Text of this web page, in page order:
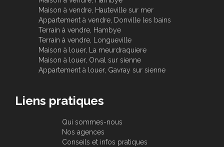
Maison à vendre, Hauteville sur mer
Appartement à vendre, Donville les bains
Terrain à vendre, Hambye
Terrain à vendre, Longueville
Maison à louer, La meurdraquiere
Maison à louer, Orval sur sienne
Appartement à louer, Gavray sur sienne
Liens pratiques
Qui sommes-nous
Nos agences
Conseils et infos pratiques